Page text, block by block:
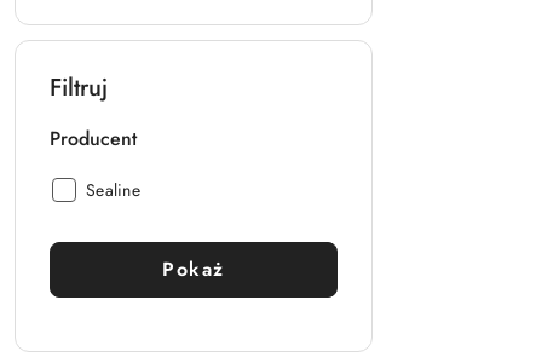
Filtruj
Producent
Producent:
Sealine
Pokaż